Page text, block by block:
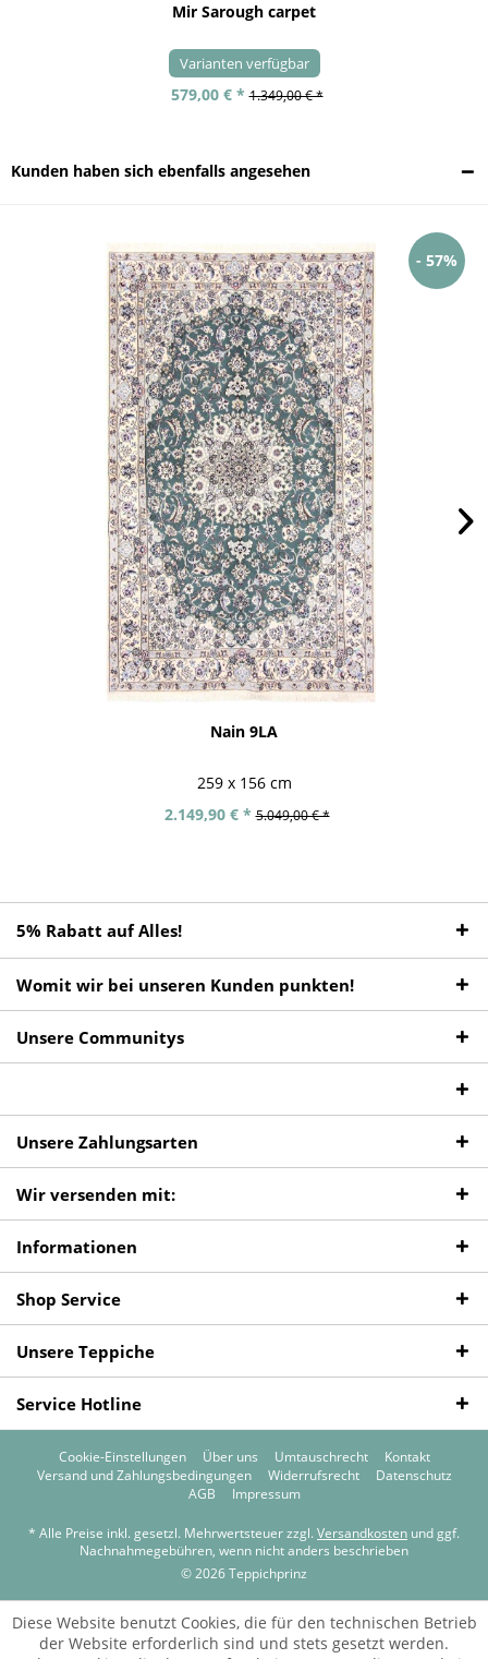
Mir Sarough carpet
Varianten verfügbar
579,00 € * 1.349,00 € *
Kunden haben sich ebenfalls angesehen
- 57%
Nain 9LA
259 x 156 cm
2.149,90 € * 5.049,00 € *
5% Rabatt auf Alles!
Womit wir bei unseren Kunden punkten!
Unsere Communitys
Unsere Zahlungsarten
Wir versenden mit:
Informationen
Shop Service
Unsere Teppiche
Service Hotline
Cookie-Einstellungen Über uns Umtauschrecht
Kontakt
Versand und Zahlungsbedingungen
Widerrufsrecht
Datenschutz
AGB
Impressum
* Alle Preise inkl. gesetzl. Mehrwertsteuer zzgl. Versandkosten und ggf.
Nachnahmegebühren, wenn nicht anders beschrieben
© 2026 Teppichprinz
Diese Website benutzt Cookies, die für den technischen Betrieb
der Website erforderlich sind und stets gesetzt werden.